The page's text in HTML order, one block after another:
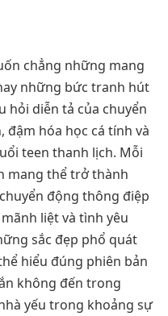
chẳng những mang
những bức tranh hút
hỏi diễn tả của chuyển
hóa học cá tính và
teen thanh lịch. Mỗi
mang thể trở thành
động thông điệp
liệt và tình yêu
sắc đẹp phổ quát
hiểu đúng phiên bản
không đến trong
yếu trong khoảng sự